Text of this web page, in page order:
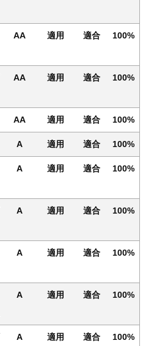
AA 適用 適合 100%
AA 適用 適合 100%
AA 適用 適合 100%
A 適用 適合 100%
A 適用 適合 100%
A 適用 適合 100%
A 適用 適合 100%
A 適用 適合 100%
A 適用 適合 100%